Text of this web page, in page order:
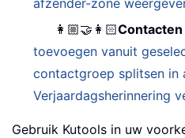
👩🏼‍🤝‍👩🏻Contacten
toevoegen vanuit
contactgroep splitsen in
Verjaardagsherinnering
Gebruik Kutools in uw